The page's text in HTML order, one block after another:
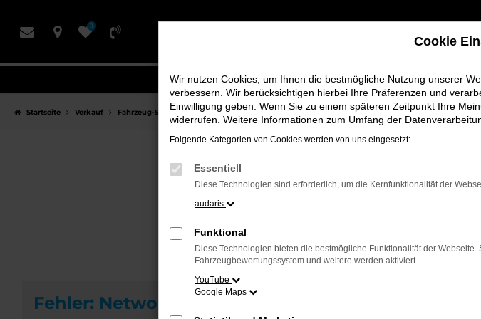
Hauptinhalt
0
Startseite Verkauf Fahrzeug-Showroom
Fahrzeug-
Fehler: Network Error
Cookie
Wir nutzen Cookies, um Ihnen die bestmögliche Nutzung unserer
verbessern. Wir berücksichtigen hierbei Ihre Präferenzen und
Einwilligung geben. Wenn Sie zu einem späteren Zeitpunkt Ihre
widerrufen. Weitere Informationen zum Umfang der
Folgende Kategorien von Cookies werden von uns eingesetzt:
Essentiell
Diese Technologien sind erforderlich, um die Kernfunktionalität der
audaris
Funktional
Diese Technologien bieten die bestmögliche Funktionalität der
Fahrzeugbewertungssystem und weitere werden aktiviert.
YouTube
Google Maps